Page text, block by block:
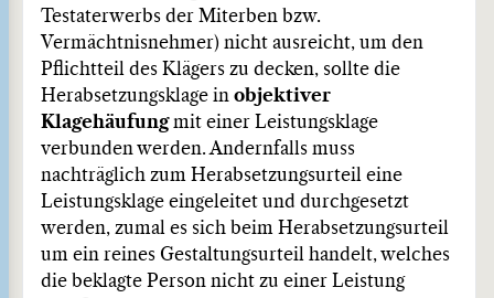
Testaterwerbs der Miterben bzw.
Vermächtnisnehmer) nicht ausreicht, um den
Pflichtteil des Klägers zu decken, sollte die
Herabsetzungsklage in objektiver
Klagehäufungmit einer Leistungsklage
verbunden werden. Andernfalls muss
nachträglich zum Herabsetzungsurteil eine
Leistungsklage eingeleitet und durchgesetzt
werden, zumal es sich beim Herabsetzungsurteil
um ein reines Gestaltungsurteil handelt, welches
die beklagte Person nicht zu einer Leistung